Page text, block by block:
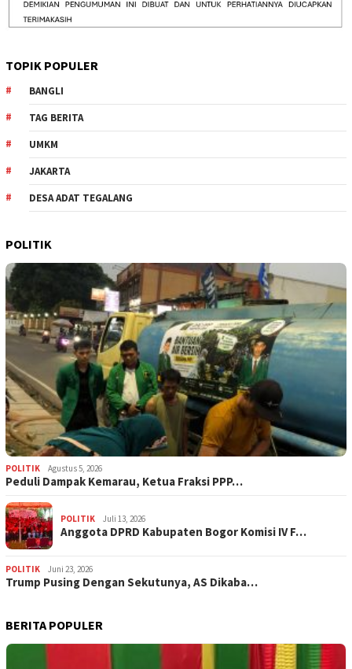
TOPIK POPULER
BANGLI
TAG BERITA
UMKM
JAKARTA
DESA ADAT TEGALANG
POLITIK
POLITIK Agustus 5, 2026
‎Peduli Dampak Kemarau, Ketua Fraksi PPP…
POLITIK Juli 13, 2026
Anggota DPRD Kabupaten Bogor Komisi IV F…
POLITIK Juni 23, 2026
Trump Pusing Dengan Sekutunya, AS Dikaba…
BERITA POPULER